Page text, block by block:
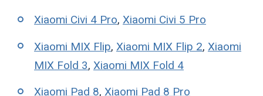
Xiaomi Civi 4 Pro, Xiaomi Civi 5 Pro
Xiaomi MIX Flip, Xiaomi MIX Flip 2, Xiaomi
MIX Fold 3, Xiaomi MIX Fold 4
Xiaomi Pad 8, Xiaomi Pad 8 Pro